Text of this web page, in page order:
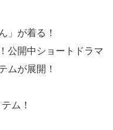
」が着る！
公開中ショートドラマ
ムが展開！
ム！